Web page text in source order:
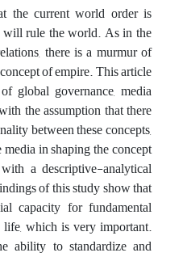
the current world order is
rule the world. As in the
there is a murmur of
of empire. This article
global governance, media
the assumption that there
between these concepts,
in shaping the concept
a descriptive-analytical
of this study show that
capacity for fundamental
which is very important.
ability to standardize and